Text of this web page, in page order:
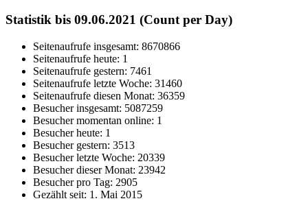
Statistik bis 09.06.2021 (Count per Day)
Seitenaufrufe insgesamt: 8670866
Seitenaufrufe heute: 1
Seitenaufrufe gestern: 7461
Seitenaufrufe letzte Woche: 31460
Seitenaufrufe diesen Monat: 36359
Besucher insgesamt: 5087259
Besucher momentan online: 1
Besucher heute: 1
Besucher gestern: 3513
Besucher letzte Woche: 20339
Besucher dieser Monat: 23942
Besucher pro Tag: 2905
Gezählt seit: 1. Mai 2015